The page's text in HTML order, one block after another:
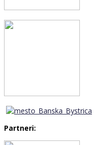
Partneri: